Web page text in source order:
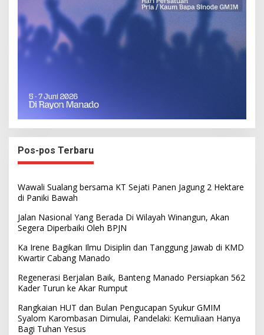
Pos-pos Terbaru
Wawali Sualang bersama KT Sejati Panen Jagung 2 Hektare
di Paniki Bawah
Jalan Nasional Yang Berada Di Wilayah Winangun, Akan
Segera Diperbaiki Oleh BPJN
Ka Irene Bagikan Ilmu Disiplin dan Tanggung Jawab di KMD
Kwartir Cabang Manado
Regenerasi Berjalan Baik, Banteng Manado Persiapkan 562
Kader Turun ke Akar Rumput
Rangkaian HUT dan Bulan Pengucapan Syukur GMIM
Syalom Karombasan Dimulai, Pandelaki: Kemuliaan Hanya
Bagi Tuhan Yesus